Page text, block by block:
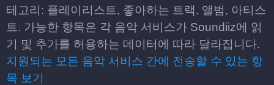
테고리: 플레이리스트, 좋아하는 트랙, 앨범, 아티스
트. 가능한 항목은 각 음악 서비스가 Soundiiz에 읽
기 및 추가를 허용하는 데이터에 따라 달라집니다.
지원되는 모든 음악 서비스 간에 전송할 수 있는 항
목 보기